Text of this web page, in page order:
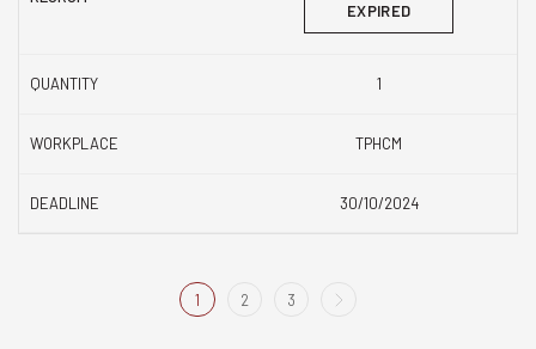
EXPIRED
1
TPHCM
30/10/2024
1 2 3